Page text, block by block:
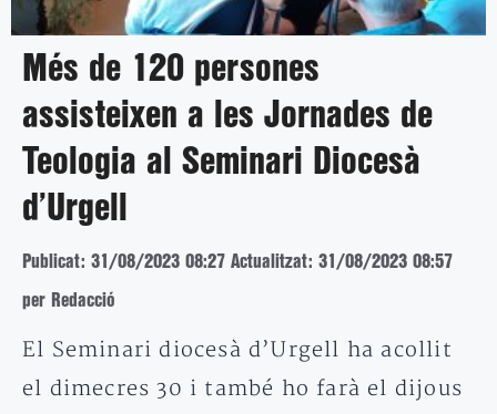
Més de 120 persones
assisteixen a les Jornades de
Teologia al Seminari Diocesà
d’Urgell
Publicat: 31/08/2023 08:27 Actualitzat: 31/08/2023 08:57
per Redacció
El Seminari diocesà d’Urgell ha acollit
el dimecres 30 i també ho farà el dijous